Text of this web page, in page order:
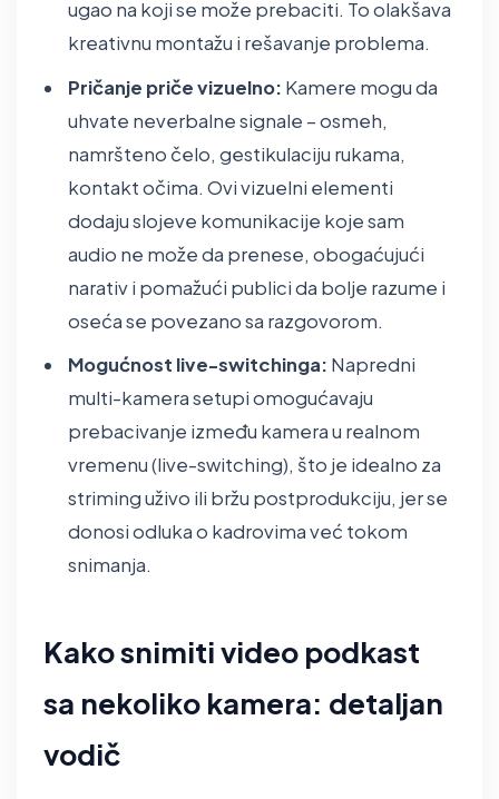
ugao na koji se može prebaciti. To olakšava
kreativnu montažu i rešavanje problema.
Pričanje priče vizuelno: Kamere mogu da
uhvate neverbalne signale – osmeh,
namršteno čelo, gestikulaciju rukama,
kontakt očima. Ovi vizuelni elementi
dodaju slojeve komunikacije koje sam
audio ne može da prenese, obogaćujući
narativ i pomažući publici da bolje razume i
oseća se povezano sa razgovorom.
Mogućnost live-switchinga: Napredni
multi-kamera setupi omogućavaju
prebacivanje između kamera u realnom
vremenu (live-switching), što je idealno za
striming uživo ili bržu postprodukciju, jer se
donosi odluka o kadrovima već tokom
snimanja.
Kako snimiti video podkast
sa nekoliko kamera: detaljan
vodič